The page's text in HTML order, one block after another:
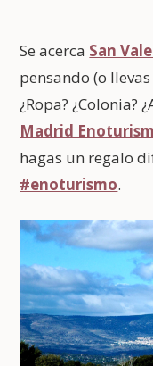
Se acerca San
pensando (o
¿Ropa? ¿Colonia?
Madrid
hagas un regalo
#enoturismo.